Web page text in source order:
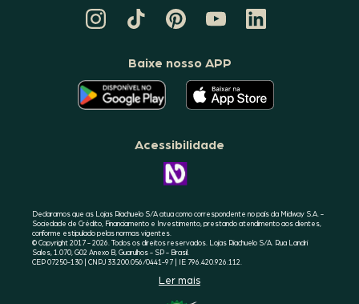
TIKTOK
DA
PINTEREST
DA
CANAL
DA
RIACHUELO
LINKEDIN
DA
Baixe nosso APP
O
APLICATIVO
DA
RIACHUELO
GOOGLE
O
APLICATIVO
DA
RIACHUELO
Acessibilidade
CONHEÇA
A
Declaramos que as Lojas Riachuelo S/A atua como correspondente no país da Midway S.A. -
Sociedade de Crédito, Financiamento e Investimento, prestando atendimento aos clientes,
conforme estipulado pelas normas vigentes.
© Copyright 2017 - 2026. Todos os direitos reservados. Lojas Riachuelo S/A. Rua Landri
Sales, 1.070, G02 Anexo B, Guarulhos - SP - Brasil.
CEP 07250-130 | CNPJ 33.200.056/0441-97 | IE 796.420.926.112.
Ler mais